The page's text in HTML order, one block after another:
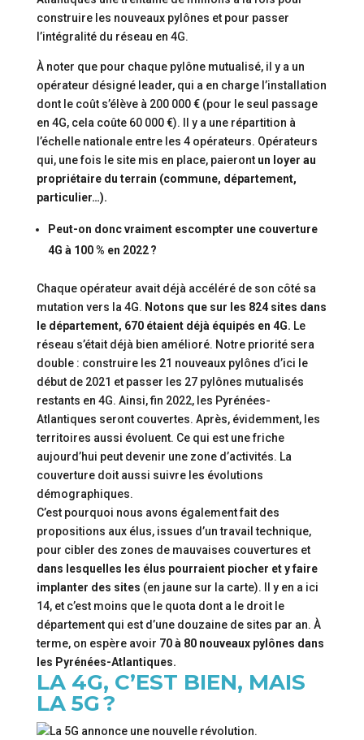
construire les nouveaux pylônes et pour passer
l’intégralité du réseau en 4G.
À noter que pour chaque pylône mutualisé, il y a un
opérateur désigné leader, qui a en charge l’installation
dont le coût s’élève à 200 000 € (pour le seul passage
en 4G, cela coûte 60 000 €). Il y a une répartition à
l’échelle nationale entre les 4 opérateurs. Opérateurs
qui, une fois le site mis en place, paierontun loyer au
propriétaire du terrain (commune, département,
particulier…).
Peut-on donc vraiment escompter une couverture
4G à 100 % en 2022 ?
Chaque opérateur avait déjà accéléré de son côté sa
mutation vers la 4G. Notons que sur les 824 sites dans
le département, 670 étaient déjà équipés en 4G. Le
réseau s’était déjà bien amélioré. Notre priorité sera
double : construire les 21 nouveaux pylônes d’ici le
début de 2021 et passer les 27 pylônes mutualisés
restants en 4G. Ainsi, fin 2022, les Pyrénées-
Atlantiques seront couvertes. Après, évidemment, les
territoires aussi évoluent. Ce qui est une friche
aujourd’hui peut devenir une zone d’activités. La
couverture doit aussi suivre les évolutions
démographiques.
C’est pourquoi nous avons également fait des
propositions aux élus, issues d’un travail technique,
pour cibler des zones de mauvaises couvertures et
dans lesquelles les élus pourraient piocher et y faire
implanter des sites (en jaune sur la carte). Il y en a ici
14, et c’est moins que le quota dont a le droit le
département qui est d’une douzaine de sites par an. À
terme, on espère avoir 70 à 80 nouveaux pylônes dans
les Pyrénées-Atlantiques.
LA 4G, C’EST BIEN, MAIS
LA 5G ?